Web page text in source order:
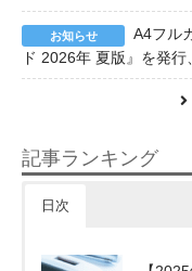
A4フル
ド 2026年 夏版』を発
記事ランキング
日次